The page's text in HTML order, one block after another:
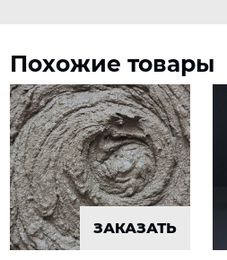
Похожие товары
ЗАКАЗАТЬ